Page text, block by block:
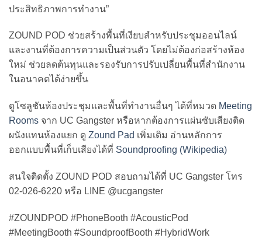
ประสิทธิภาพการทำงาน”
ZOUND POD ช่วยสร้างพื้นที่เงียบสำหรับประชุมออนไลน์
และงานที่ต้องการความเป็นส่วนตัว โดยไม่ต้องก่อสร้างห้อง
ใหม่ ช่วยลดต้นทุนและรองรับการปรับเปลี่ยนพื้นที่สำนักงาน
ในอนาคตได้ง่ายขึ้น
ดูโซลูชันห้องประชุมและพื้นที่ทำงานอื่นๆ ได้ที่หมวด Meeting
Rooms จาก UC Gangster หรือหากต้องการแผ่นซับเสียงติด
ผนังแทนห้องแยก ดู Zound Pad เพิ่มเติม อ่านหลักการ
ออกแบบพื้นที่เก็บเสียงได้ที่ Soundproofing (Wikipedia)
สนใจติดตั้ง ZOUND POD สอบถามได้ที่ UC Gangster โทร
02-026-6220 หรือ LINE @ucgangster
#ZOUNDPOD #PhoneBooth #AcousticPod
#MeetingBooth #SoundproofBooth #HybridWork